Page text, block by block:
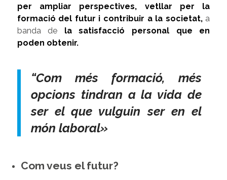
per ampliar perspectives, vetllar per la
formació del futur i contribuir a la societat,a
banda de la satisfacció personal que en
poden obtenir.
“Com més formació, més
opcions tindran a la vida de
ser el que vulguin ser en el
món laboral»
Com veus el futur?